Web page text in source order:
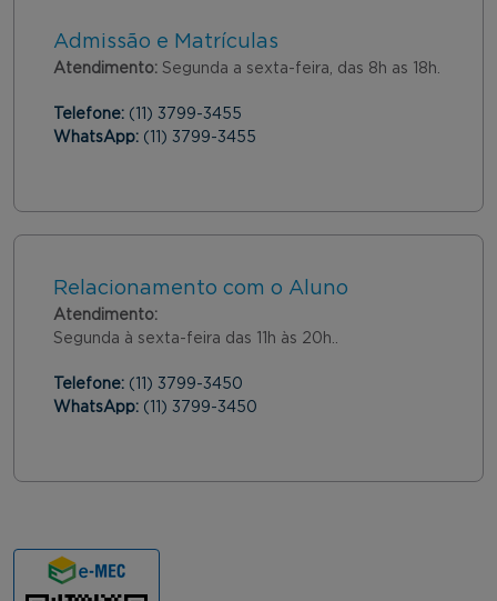
Admissão e Matrículas
Atendimento: Segunda a sexta-feira, das 8h as 18h.
Telefone: (11) 3799-3455
WhatsApp: (11) 3799-3455
Relacionamento com o Aluno
Atendimento:
Segunda à sexta-feira das 11h às 20h..
Telefone: (11) 3799-3450
WhatsApp: (11) 3799-3450